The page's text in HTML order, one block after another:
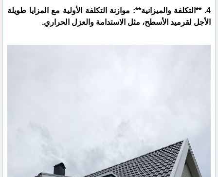
4. **التكلفة والميزانية**: موازنة التكلفة الأولية مع المزايا طويلة
الأجل لقرميد الأسطح، مثل الاستدامة والعزل الحراري.